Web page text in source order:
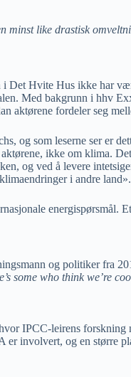
like drastisk
Det Hvite Hus ikke har
Med bakgrunn i hhv
aktørene fordeler seg
og som leserne ser er
ikke om klima.
og ved å levere
i andre land».
energispørsmål.
og politiker fra
some who think we’re
IPCC-leirens
er involvert, og en større